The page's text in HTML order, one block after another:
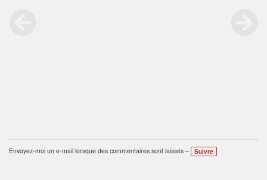
Envoyez-moi un e-mail lorsque des commentaires sont laissés – Suivre